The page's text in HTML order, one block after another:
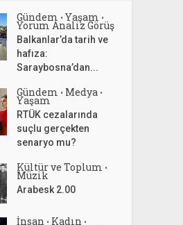
Gündem • Yaşam •
Yorum Analiz Görüş
Balkanlar’da tarih ve
hafıza:
Saraybosna’dan...
Gündem • Medya •
Yaşam
RTÜK cezalarında
suçlu gerçekten
senaryo mu?
Kültür ve Toplum •
Müzik
Arabesk 2.00
İnsan • Kadın •